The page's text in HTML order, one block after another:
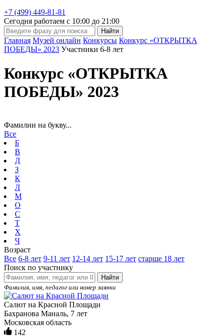
+7 (499) 449-81-81
Сегодня работаем с 10:00 до 21:00
Главная Музей онлайн Конкурсы Конкурс «ОТКРЫТКА
ПОБЕДЫ» 2023 Участники 6-8 лет
Конкурс «ОТКРЫТКА
ПОБЕДЫ» 2023
Фамилии на букву...
Все
Б
В
Д
З
К
Л
М
О
С
Т
Х
Ч
Возраст
Все 6-8 лет 9-11 лет 12-14 лет 15-17 лет старше 18 лет
Поиск по участнику
Найти
Фамилия, имя, педагог или номер заявки
Салют на Красной Площади
Бахранова Маналь, 7 лет
Московская область
142